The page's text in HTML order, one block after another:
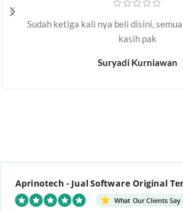
Sudah ketiga kali nya beli disini,
kasih pak
Suryadi Kurniawan
Aprinotech - Jual Software Original
What Our Clients Say